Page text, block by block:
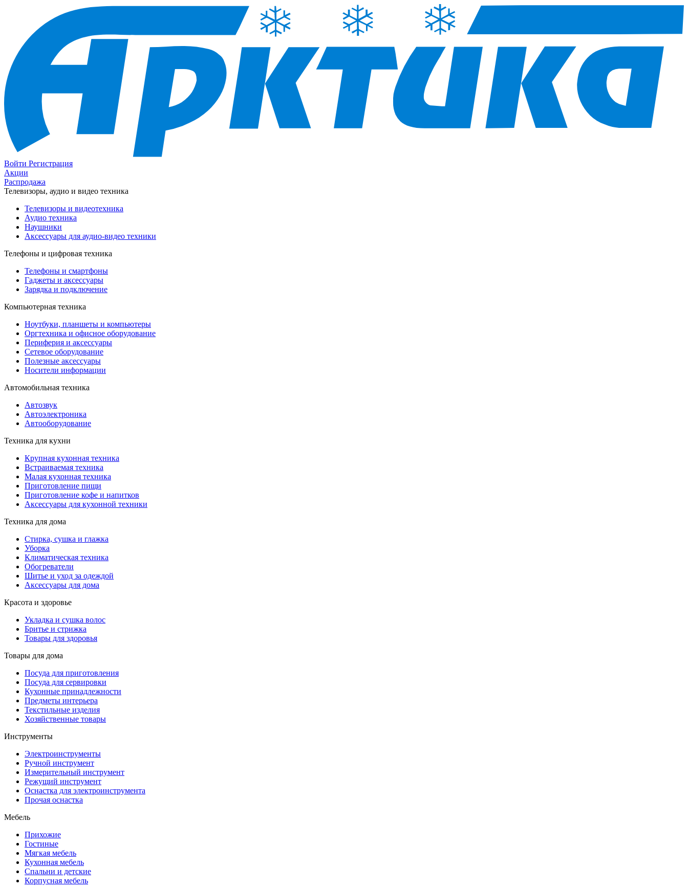
Войти Регистрация
Акции
Распродажа
Телевизоры, аудио и видео техника
Телевизоры и видеотехника
Аудио техника
Наушники
Аксессуары для аудио-видео техники
Телефоны и цифровая техника
Телефоны и смартфоны
Гаджеты и аксессуары
Зарядка и подключение
Компьютерная техника
Ноутбуки, планшеты и компьютеры
Оргтехника и офисное оборудование
Периферия и аксессуары
Cетевое оборудование
Полезные аксессуары
Носители информации
Автомобильная техника
Автозвук
Автоэлектроника
Автооборудование
Техника для кухни
Крупная кухонная техника
Встраиваемая техника
Малая кухонная техника
Приготовление пищи
Приготовление кофе и напитков
Аксессуары для кухонной техники
Техника для дома
Стирка, сушка и глажка
Уборка
Климатическая техника
Обогреватели
Шитье и уход за одеждой
Аксессуары для дома
Красота и здоровье
Укладка и сушка волос
Бритье и стрижка
Товары для здоровья
Товары для дома
Посуда для приготовления
Посуда для сервировки
Кухонные принадлежности
Предметы интерьера
Текстильные изделия
Хозяйственные товары
Инструменты
Электроинструменты
Ручной инструмент
Измерительный инструмент
Режущий инструмент
Оснастка для электроинструмента
Прочая оснастка
Мебель
Прихожие
Гостиные
Мягкая мебель
Кухонная мебель
Спальни и детские
Корпусная мебель